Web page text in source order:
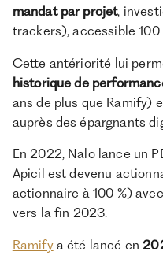
mandat par projet,
trackers), accessible 100
Cette antériorité lui
historique de
ans de plus que Ramify)
auprès des épargnants
En 2022, Nalo lance un
Apicil est devenu
actionnaire à 100 %)
vers la fin 2023.
Ramifya été lancé en